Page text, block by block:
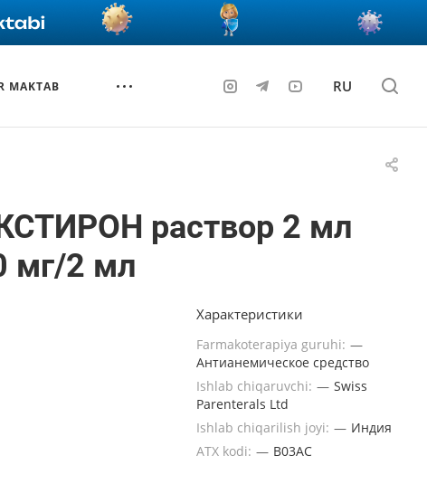
MAKTAB RU
раствор 2 мл
мг/2 мл
Характеристики
Farmakoterapiya guruhi: —
Антианемическое средство
Ishlab chiqaruvchi: — Swiss
Parenterals Ltd
Ishlab chiqarilish joyi: — Индия
ATX kodi: — B03AC